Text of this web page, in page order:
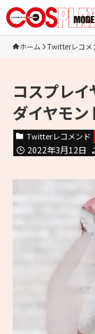
ホーム Twitterレコメ
コスプレ
ダイヤモン
Twitterレコメンド
2022年3月12日